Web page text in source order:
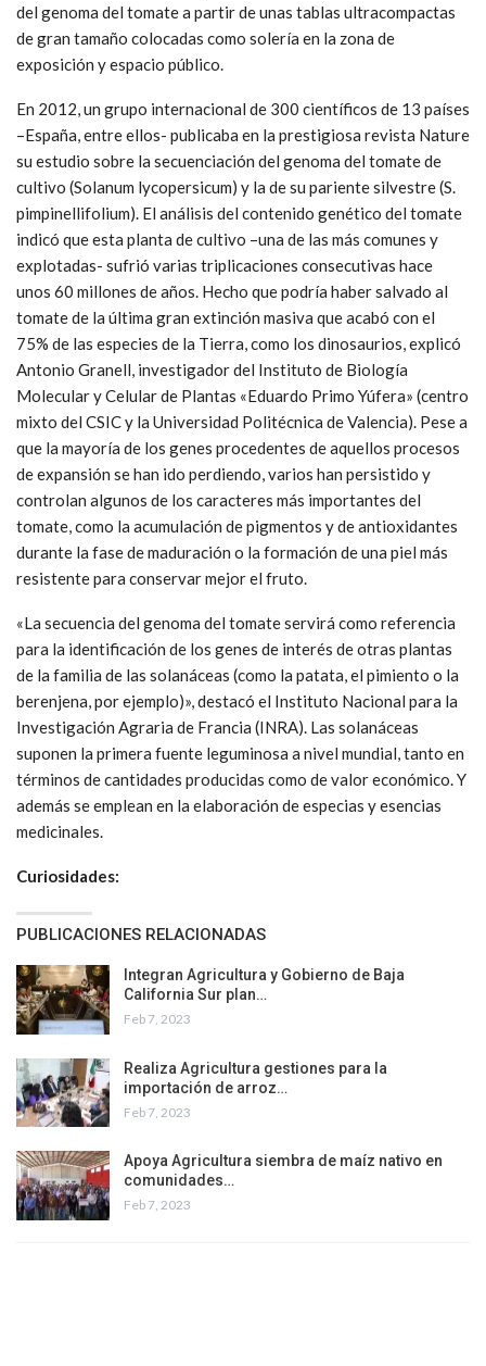
del genoma del tomate a partir de unas tablas ultracompactas
de gran tamaño colocadas como solería en la zona de
exposición y espacio público.
En 2012, un grupo internacional de 300 científicos de 13 países
–España, entre ellos- publicaba en la prestigiosa revista Nature
su estudio sobre la secuenciación del genoma del tomate de
cultivo (Solanum lycopersicum) y la de su pariente silvestre (S.
pimpinellifolium). El análisis del contenido genético del tomate
indicó que esta planta de cultivo –una de las más comunes y
explotadas- sufrió varias triplicaciones consecutivas hace
unos 60 millones de años. Hecho que podría haber salvado al
tomate de la última gran extinción masiva que acabó con el
75% de las especies de la Tierra, como los dinosaurios, explicó
Antonio Granell, investigador del Instituto de Biología
Molecular y Celular de Plantas «Eduardo Primo Yúfera» (centro
mixto del CSIC y la Universidad Politécnica de Valencia). Pese a
que la mayoría de los genes procedentes de aquellos procesos
de expansión se han ido perdiendo, varios han persistido y
controlan algunos de los caracteres más importantes del
tomate, como la acumulación de pigmentos y de antioxidantes
durante la fase de maduración o la formación de una piel más
resistente para conservar mejor el fruto.
«La secuencia del genoma del tomate servirá como referencia
para la identificación de los genes de interés de otras plantas
de la familia de las solanáceas (como la patata, el pimiento o la
berenjena, por ejemplo)», destacó el Instituto Nacional para la
Investigación Agraria de Francia (INRA). Las solanáceas
suponen la primera fuente leguminosa a nivel mundial, tanto en
términos de cantidades producidas como de valor económico. Y
además se emplean en la elaboración de especias y esencias
medicinales.
Curiosidades:
PUBLICACIONES RELACIONADAS
Integran Agricultura y Gobierno de Baja
California Sur plan…
Feb 7, 2023
Realiza Agricultura gestiones para la
importación de arroz…
Feb 7, 2023
Apoya Agricultura siembra de maíz nativo en
comunidades…
Feb 7, 2023